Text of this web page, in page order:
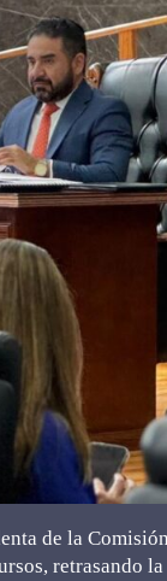
de la
retrasando